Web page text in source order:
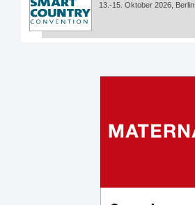
13.-15. Oktober 2026, Berlin